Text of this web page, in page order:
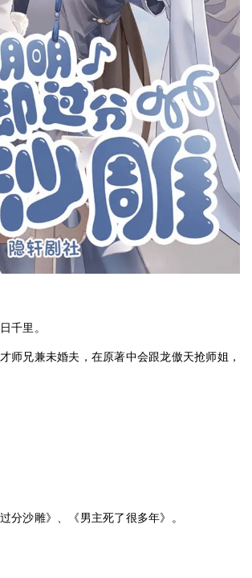
千里。
师兄兼未婚夫，在原著中会跟龙傲天抢师姐，
分沙雕》、《男主死了很多年》。